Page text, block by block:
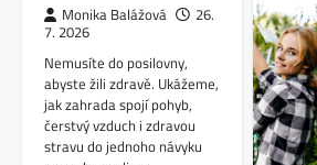
Monika Balážová
26.
7. 2026
Nemusíte do posilovny,
abyste žili zdravě. Ukážeme,
jak zahrada spojí pohyb,
čerstvý vzduch i zdravou
stravu do jednoho návyku